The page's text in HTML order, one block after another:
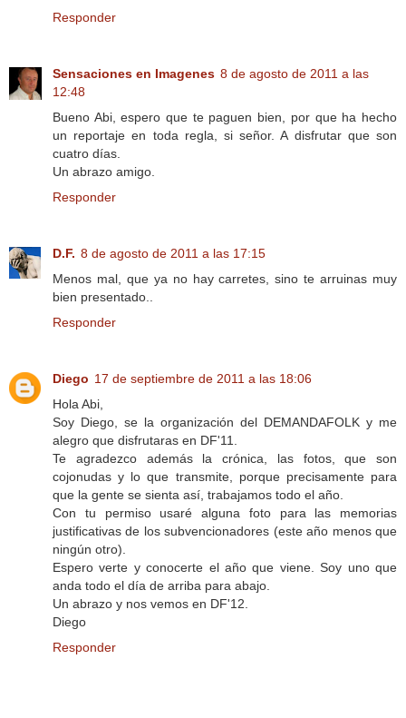
Responder
Sensaciones en Imagenes 8 de agosto de 2011 a las
12:48
Bueno Abi, espero que te paguen bien, por que ha hecho
un reportaje en toda regla, si señor. A disfrutar que son
cuatro días.
Un abrazo amigo.
Responder
D.F. 8 de agosto de 2011 a las 17:15
Menos mal, que ya no hay carretes, sino te arruinas muy
bien presentado..
Responder
Diego 17 de septiembre de 2011 a las 18:06
Hola Abi,
Soy Diego, se la organización del DEMANDAFOLK y me
alegro que disfrutaras en DF'11.
Te agradezco además la crónica, las fotos, que son
cojonudas y lo que transmite, porque precisamente para
que la gente se sienta así, trabajamos todo el año.
Con tu permiso usaré alguna foto para las memorias
justificativas de los subvencionadores (este año menos que
ningún otro).
Espero verte y conocerte el año que viene. Soy uno que
anda todo el día de arriba para abajo.
Un abrazo y nos vemos en DF'12.
Diego
Responder